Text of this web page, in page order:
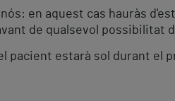
en aquest cas hauràs
de qualsevol possibilitat
pacient estarà sol durant el